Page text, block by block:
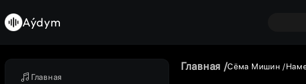
Главная
Aýdym
Главная Сёма Мишин